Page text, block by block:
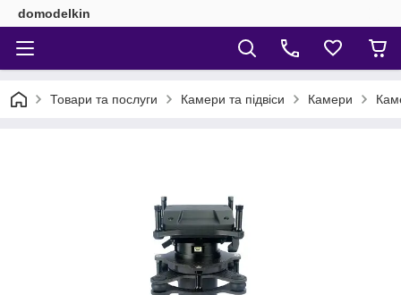
domodelkin
Товари та послуги Камери та підвіси Камери